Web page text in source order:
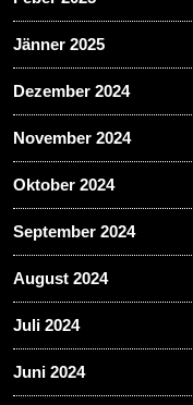
Jänner 2025
Dezember 2024
November 2024
Oktober 2024
September 2024
August 2024
Juli 2024
Juni 2024